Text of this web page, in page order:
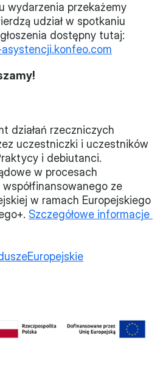
wydarzenia przekażemy
udział w spotkaniu
dostępny tutaj:
działań rzeczniczych
uczestniczki i uczestników
i debiutanci.
w procesach
ze
w ramach Europejskiego
Szczegółowe informacje